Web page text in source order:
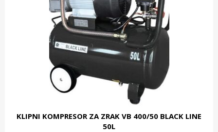
KLIPNI KOMPRESOR ZA ZRAK VB 400/50 BLACK LINE
50L